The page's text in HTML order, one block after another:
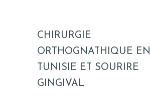
CHIRURGIE
ORTHOGNATHIQUE EN
TUNISIE ET SOURIRE
GINGIVAL